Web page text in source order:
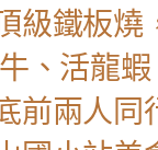
級鐵板燒
、活龍
前兩人同